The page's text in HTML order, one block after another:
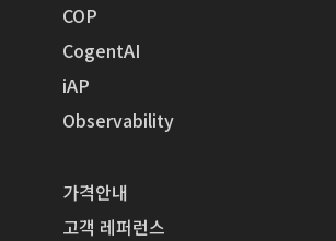
COP
CogentAI
iAP
Observability
가격안내
고객 레퍼런스